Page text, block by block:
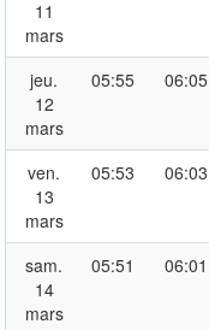
11
mars
jeu.
12
mars
05:55 06:05
ven.
13
mars
05:53 06:03
sam.
14
mars
05:51 06:01